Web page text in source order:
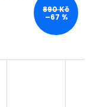
890 Kč
–67 %